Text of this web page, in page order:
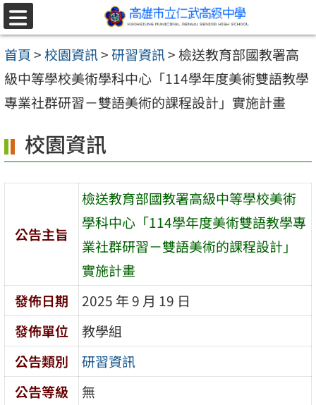
跳至主要內容區
選
單
首頁>校園資訊>研習資訊> 檢送教育部國教署高
級中等學校美術學科中心「114學年度美術雙語教學
專業社群研習－雙語美術的課程設計」實施計畫
校園資訊
公告主旨
檢送教育部國教署高級中等學校美術
學科中心「114學年度美術雙語教學專
業社群研習－雙語美術的課程設計」
實施計畫
發佈日期
2025 年 9 月 19 日
發佈單位
教學組
公告類別
研習資訊
公告等級
無